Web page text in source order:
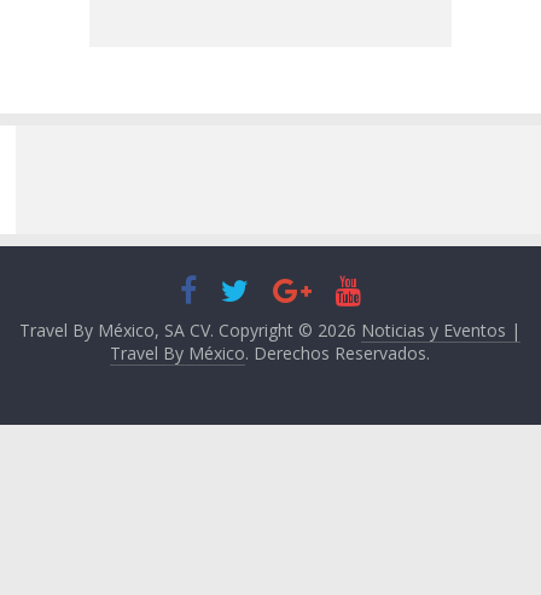
Travel By México, SA CV. Copyright © 2026 Noticias y Eventos |
Travel By México. Derechos Reservados.